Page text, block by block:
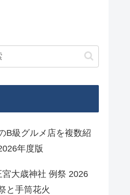
B級グルメ店を複数紹
年度版
大歳神社 例祭 2026
と手筒花火